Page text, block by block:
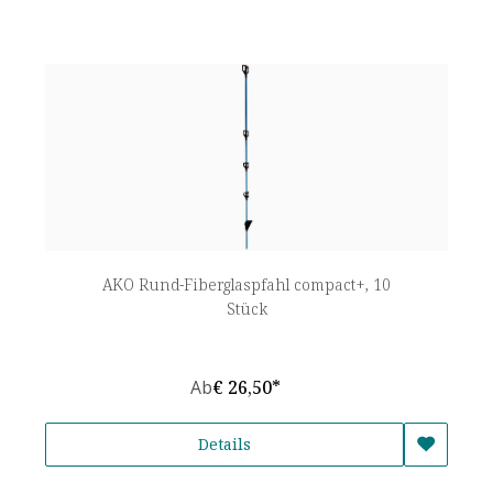
AKO Rund-Fiberglaspfahl compact+, 10
Stück
Ab€ 26,50*
Details